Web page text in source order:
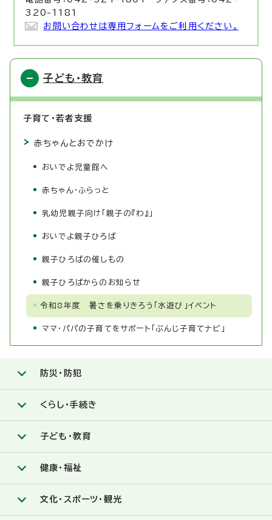
320-1181
お問い合わせは専用フォームをご利用ください。
子ども・教育
子育て・若者支援
赤ちゃんとおでかけ
おいでよ児童館へ
赤ちゃん・ふらっと
乳幼児親子向け「親子の『わ』」
おいでよ親子ひろば
親子ひろばの催しもの
親子ひろばからのお知らせ
令和8年度 暑さを乗りきろう「水遊び」イベント
ママ・パパの子育てをサポート「ぶんじ子育てナビ」
防災・防犯
くらし・手続き
子ども・教育
健康・福祉
文化・スポーツ・観光